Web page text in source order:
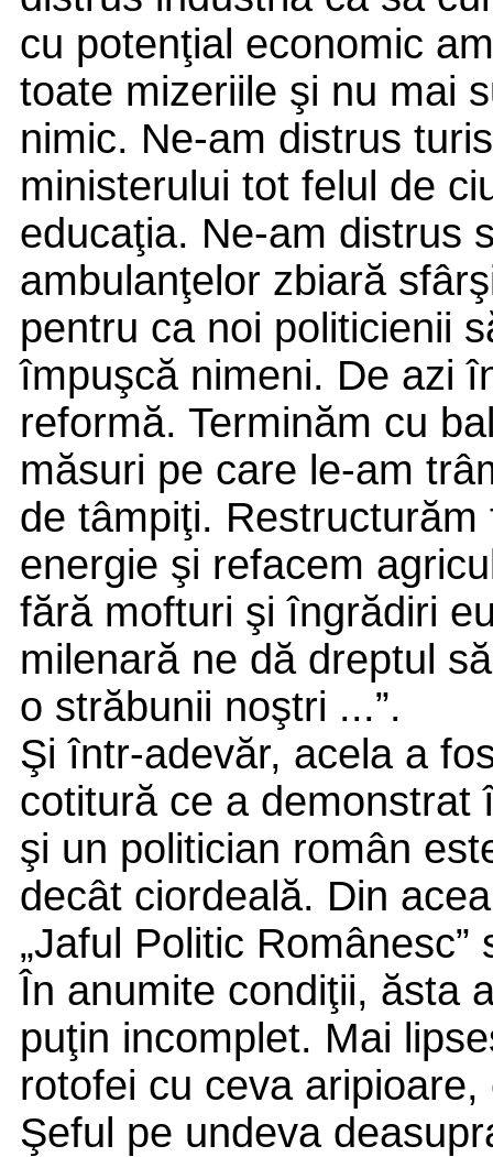
cu potenţial economic
toate mizeriile şi nu mai
nimic. Ne-am distrus
ministerului tot felul de
educaţia. Ne-am distrus
ambulanţelor zbiară
pentru ca noi politicienii
împuşcă nimeni. De azi
reformă. Terminăm cu
măsuri pe care le-am
de tâmpiţi.
energie şi refacem
fără mofturi şi îngrădiri
milenară ne dă dreptul
o străbunii noştri ...”.
Şi într-adevăr, acela a
cotitură ce a demonstrat
şi un politician român
decât ciordeală. Din
„Jaful Politic
În anumite condiţii, ăsta
puţin incomplet. Mai
rotofei cu ceva
Şeful pe undeva